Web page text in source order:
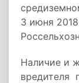
3 июня
Наличие и
вредителя